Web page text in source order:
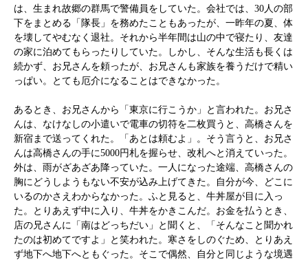
は、生まれ故郷の群馬で警備員をしていた。会社では、30人の部
下をまとめる「隊長」を務めたこともあったが、一昨年の夏、体
を壊してやむなく退社。それから半年間は山の中で寝たり、友達
の家に泊めてもらったりしていた。しかし、そんな生活も長くは
続かず、お兄さんを頼ったが、お兄さんも家族を養うだけで精い
っぱい。とても厄介になることはできなかった。
あるとき、お兄さんから「東京に行こうか」と言われた。お兄さ
んは、なけなしの小遣いで電車の切符を二枚買うと、高橋さんを
新宿まで送ってくれた。「あとは頼むよ」。そう言うと、お兄さ
んは高橋さんの手に5000円札を握らせ、改札へと消えていった。
外は、雨がざあざあ降っていた。一人になった途端、高橋さんの
胸にどうしようもない不安が込み上げてきた。自分が今、どこに
いるのかさえわからなかった。ふと見ると、牛丼屋が目に入っ
た。とりあえず中に入り、牛丼をかきこんだ。お金を払うとき、
店の兄さんに「南はどっちだい」と聞くと、「そんなこと聞かれ
たのは初めてですよ」と笑われた。寒さをしのぐため、とりあえ
ず地下へ地下へともぐった。そこで偶然、自分と同じような境遇